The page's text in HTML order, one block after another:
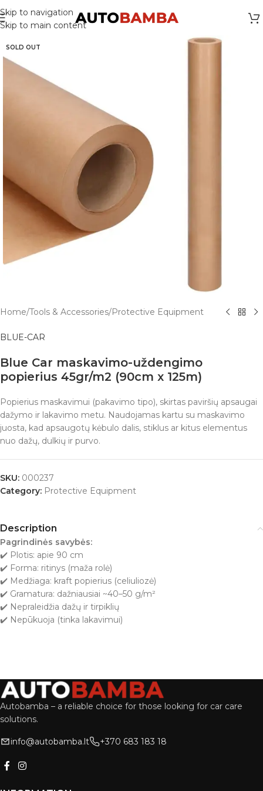
Skip to navigation
Skip to main content
SOLD OUT
Home/Tools & Accessories/Protective Equipment
BLUE-CAR
Blue Car maskavimo-uždengimo
popierius 45gr/m2 (90cm x 125m)
Popierius maskavimui (pakavimo tipo), skirtas paviršių apsaugai
dažymo ir lakavimo metu. Naudojamas kartu su maskavimo
juosta, kad apsaugotų kėbulo dalis, stiklus ar kitus elementus
nuo dažų, dulkių ir purvo.
SKU: 000237
Category: Protective Equipment
Description
Pagrindinės savybės:
✔️ Plotis: apie 90 cm
✔️ Forma: ritinys (maža rolė)
✔️ Medžiaga: kraft popierius (celiuliozė)
✔️ Gramatura: dažniausiai ~40–50 g/m²
✔️ Nepraleidžia dažų ir tirpiklių
✔️ Nepūkuoja (tinka lakavimui)
Autobamba – a reliable choice for those looking for car care
solutions.
info@autobamba.lt +370 683 183 18